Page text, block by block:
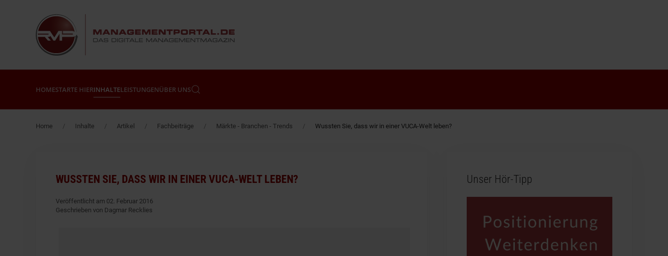
Zum Hauptinhalt springen
HOMESTARTE HIERINHALTELEISTUNGENÜBER UNS
Home Inhalte Artikel Fachbeiträge Märkte - Branchen - Trends Wussten Sie, dass wir in einer VUCA-Welt leben?
WUSSTEN SIE, DASS WIR IN EINER VUCA-WELT LEBEN?
Veröffentlicht am 02. Februar 2016
Geschrieben von Dagmar Recklies
Unser Hör-Tipp